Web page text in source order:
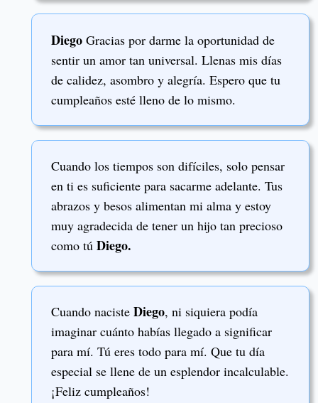
Diego Gracias por darme la oportunidad de
sentir un amor tan universal. Llenas mis días
de calidez, asombro y alegría. Espero que tu
cumpleaños esté lleno de lo mismo.
Cuando los tiempos son difíciles, solo pensar
en ti es suficiente para sacarme adelante. Tus
abrazos y besos alimentan mi alma y estoy
muy agradecida de tener un hijo tan precioso
como tú Diego.
Cuando naciste Diego, ni siquiera podía
imaginar cuánto habías llegado a significar
para mí. Tú eres todo para mí. Que tu día
especial se llene de un esplendor incalculable.
¡Feliz cumpleaños!